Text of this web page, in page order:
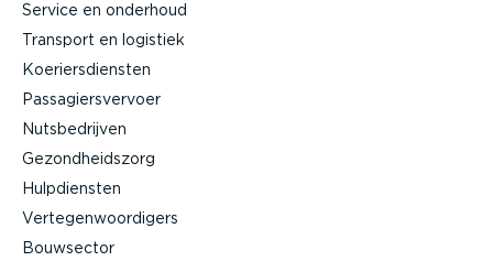
Service en onderhoud
Transport en logistiek
Koeriers­diensten
Passa­giers­vervoer
Nutsbe­drijven
Gezond­heidszorg
Hulpdiensten
Verte­gen­woor­digers
Bouwsector